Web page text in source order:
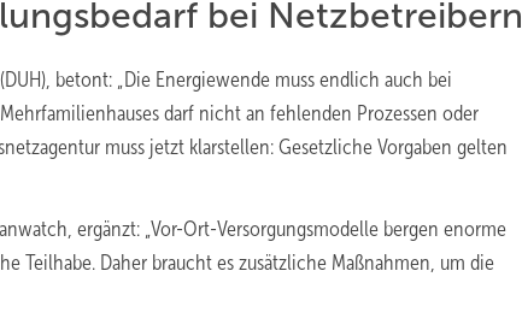
bei Netzbetreibern
betont: „Die Energiewende muss endlich auch bei
darf nicht an fehlenden Prozessen oder
muss jetzt klarstellen: Gesetzliche Vorgaben gelten
ergänzt: „Vor-Ort-Versorgungsmodelle bergen enorme
Teilhabe. Daher braucht es zusätzliche Maßnahmen, um die